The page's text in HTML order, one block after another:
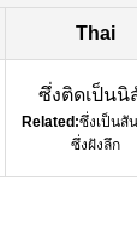
Thai
ซึ่งติดเป็นนิ
Related:ซึ่งเป็นสั
ซึ่งฝังลึก